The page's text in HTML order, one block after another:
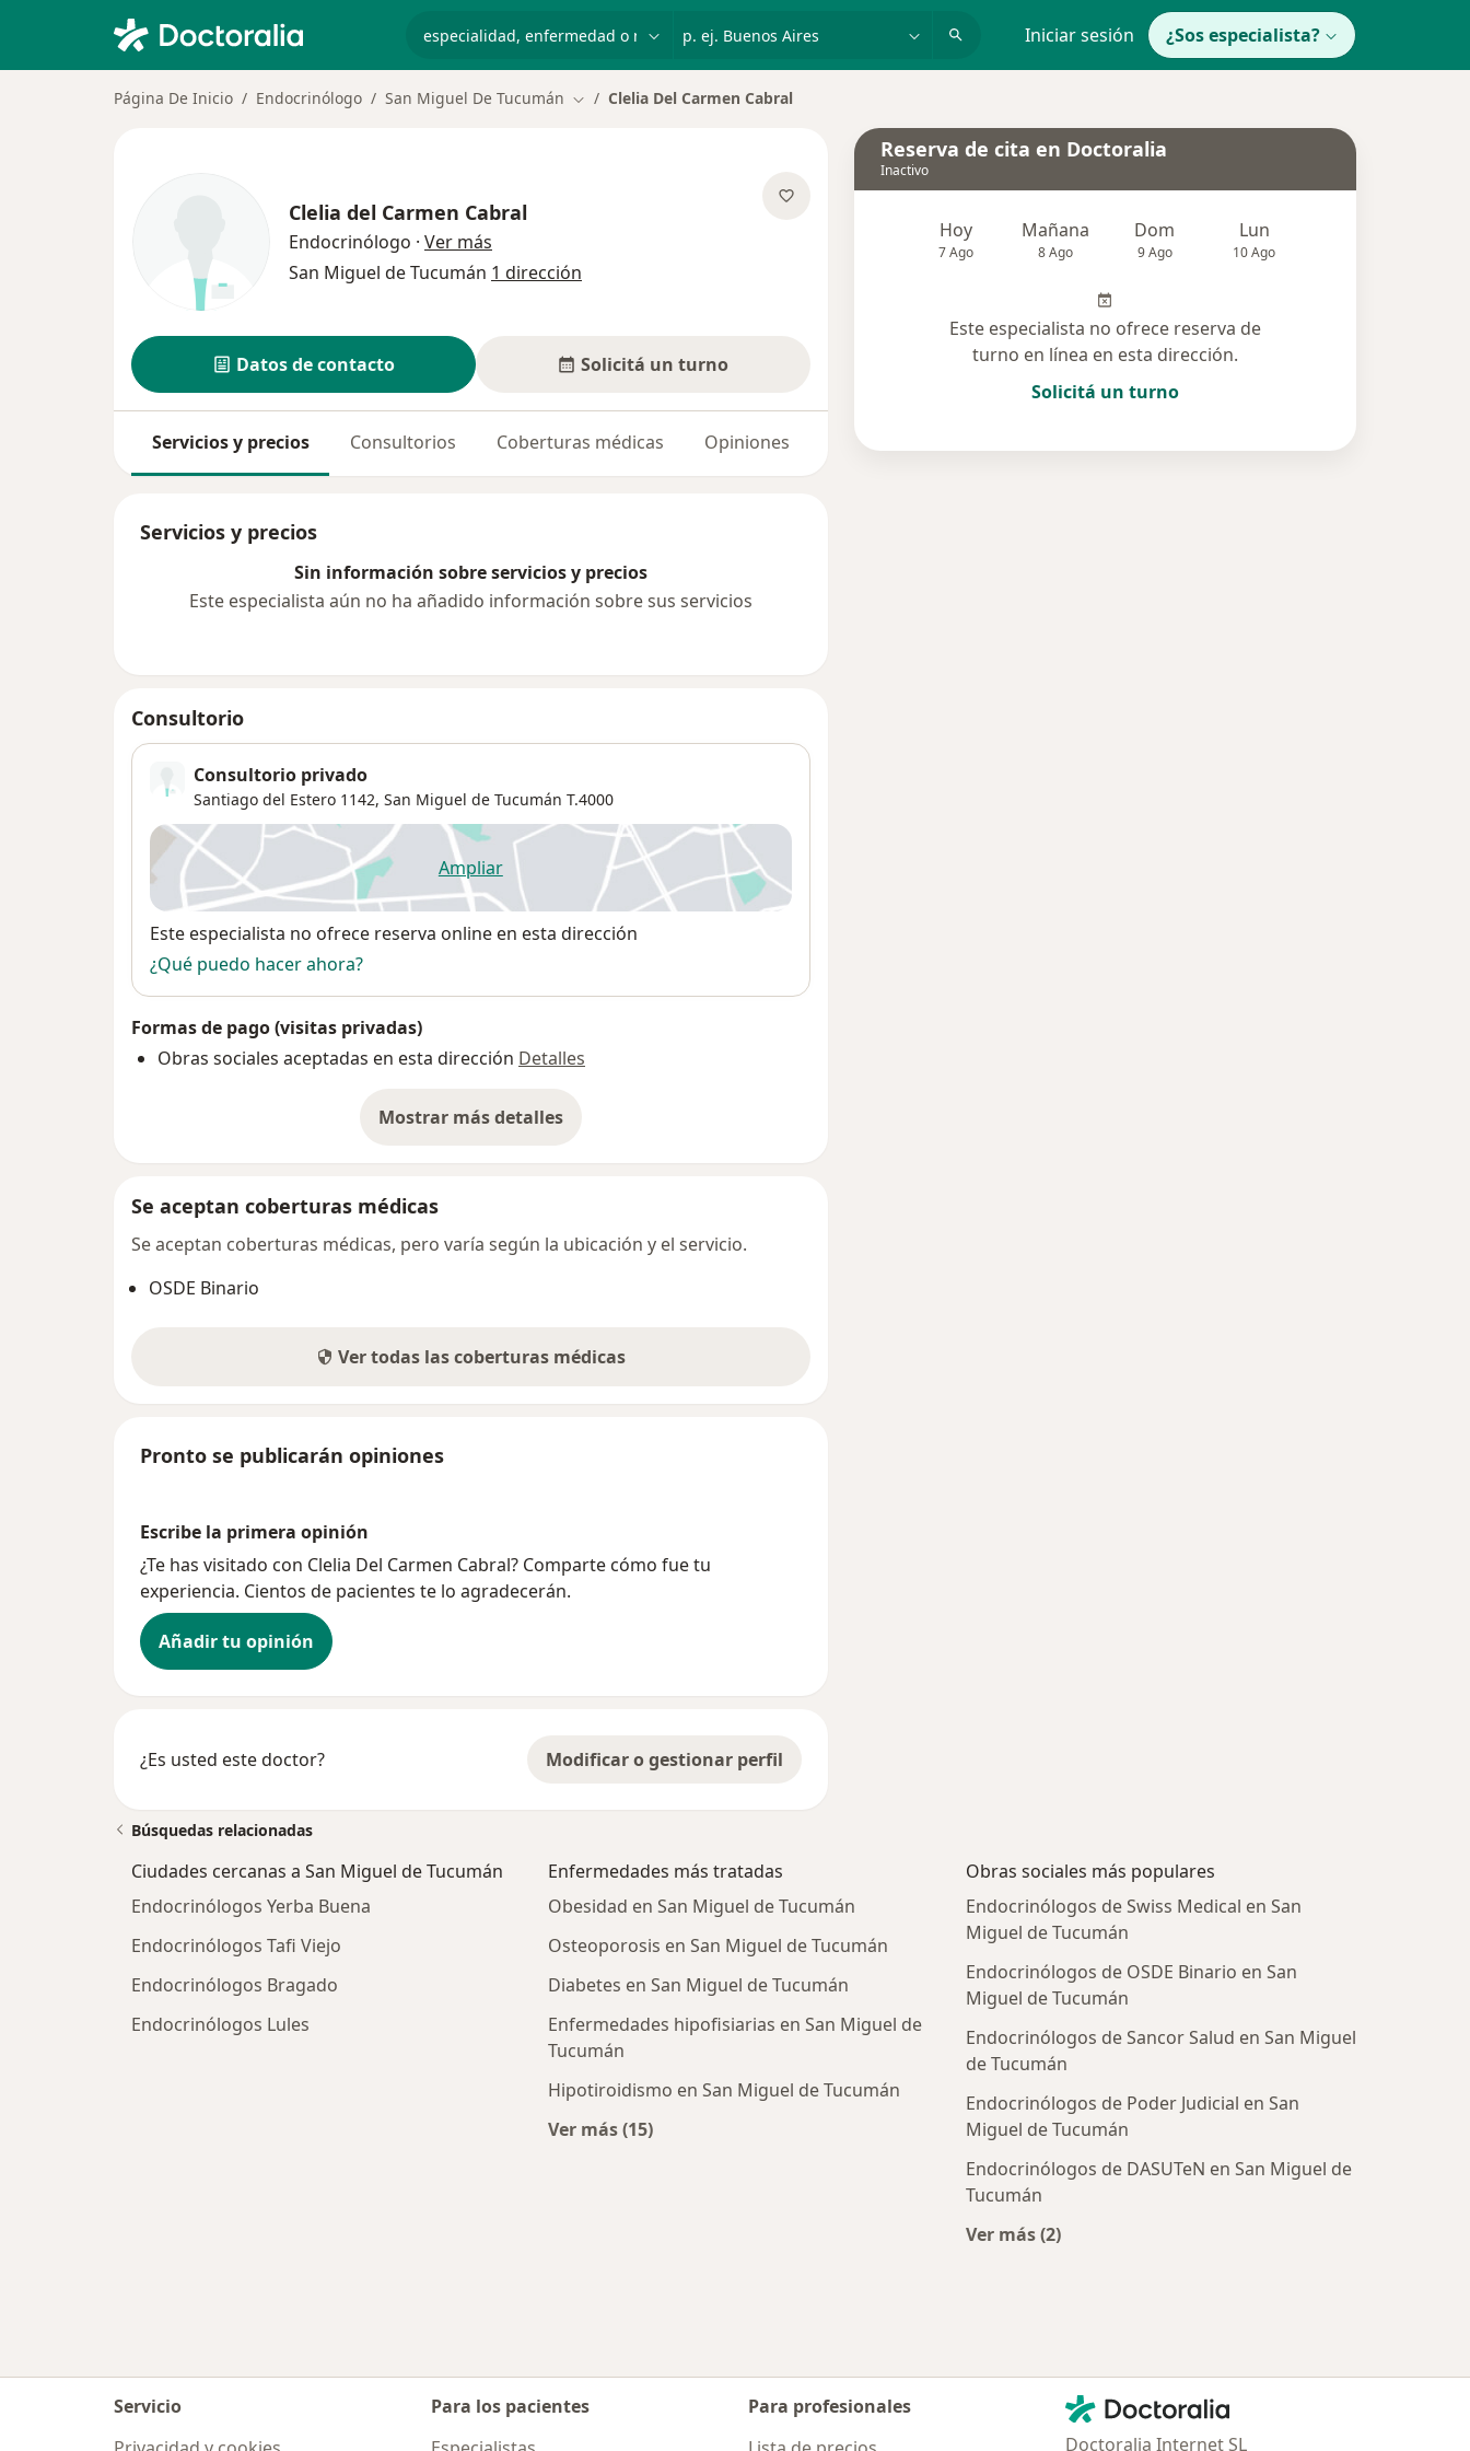
Iniciar sesión ¿Sos especialista?
Página De Inicio Endocrinólogo San Miguel De Tucumán Cambiar de ciudad
Clelia Del Carmen Cabral
Clelia del Carmen Cabral
Endocrinólogo · Ver más
San Miguel de Tucumán 1 dirección
Datos de contacto Solicitá un turno
Servicios y precios Consultorios Coberturas médicas Opiniones
Servicios y precios
Sin información sobre servicios y precios
Este especialista aún no ha añadido información sobre sus servicios
Consultorio
Consultorio privado
Santiago del Estero 1142, San Miguel de Tucumán T.4000
Ampliarse abre en una nueva pestaña
Disponibilidad
Este especialista no ofrece reserva online en esta dirección
¿Qué puedo hacer ahora?
Formas de pago (visitas privadas)
Obras sociales aceptadas en esta dirección Detalles
Mostrar más detalles
sobre la dirección
Se aceptan coberturas médicas
Se aceptan coberturas médicas, pero varía según la ubicación y el servicio.
OSDE Binario
Ver todas las coberturas médicas
Pronto se publicarán opiniones
Escribe la primera opinión
¿Te has visitado con Clelia Del Carmen Cabral? Comparte cómo fue tu
experiencia. Cientos de pacientes te lo agradecerán.
Añadir tu opinión
¿Es usted este doctor? Modificar o gestionar perfil
Reserva de cita en Doctoralia
Inactivo
Hoy
7 Ago
Mañana
8 Ago
Dom
9 Ago
Lun
10 Ago
Este especialista no ofrece reserva de
turno en línea en esta dirección.
Solicitá un turno
Búsquedas relacionadas
Ciudades cercanas a San Miguel de Tucumán
Endocrinólogos Yerba Buena
Endocrinólogos Tafi Viejo
Endocrinólogos Bragado
Endocrinólogos Lules
Enfermedades más tratadas
Obesidad en San Miguel de Tucumán
Osteoporosis en San Miguel de Tucumán
Diabetes en San Miguel de Tucumán
Enfermedades hipofisiarias en San Miguel de
Tucumán
Hipotiroidismo en San Miguel de Tucumán
Ver más (15)
Más en esta categoría: Enfermedades más tratadas
Obras sociales más populares
Endocrinólogos de Swiss Medical en San
Miguel de Tucumán
Endocrinólogos de OSDE Binario en San
Miguel de Tucumán
Endocrinólogos de Sancor Salud en San Miguel
de Tucumán
Endocrinólogos de Poder Judicial en San
Miguel de Tucumán
Endocrinólogos de DASUTeN en San Miguel de
Tucumán
Ver más (2)
Servicio
Para los pacientes
Para profesionales
Contacto
Doctoralia - Página de inicio
Doctoralia Internet SL